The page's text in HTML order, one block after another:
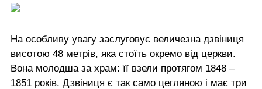
На особливу увагу заслуговує величезна дзвіниця
висотою 48 метрів, яка стоїть окремо від церкви.
Вона молодша за храм: її взели протягом 1848 –
1851 років. Дзвіниця є так само цегляною і має три